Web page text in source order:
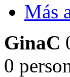
Más
GinaC
0